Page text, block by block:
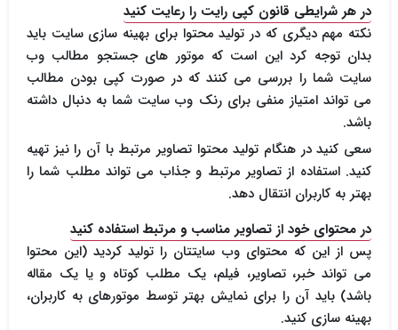
در هر شرایطی قانون کپی رایت را رعایت کنید
نکته مهم دیگری که در تولید محتوا برای بهینه سازی سایت باید
بدان توجه کرد این است که موتور های جستجو مطالب وب
سایت شما را بررسی می کنند که در صورت کپی بودن مطالب
می تواند امتیاز منفی برای رنک وب سایت شما به دنبال داشته
باشد.
سعی کنید در هنگام تولید محتوا تصاویر مرتبط با آن را نیز تهیه
کنید. استفاده از تصاویر مرتبط و جذاب می تواند مطلب شما را
بهتر به کاربران انتقال دهد.
در محتوای خود از تصاویر مناسب و مرتبط استفاده کنید
پس از این که محتوای وب سایتتان را تولید کردید (این محتوا
می تواند خبر، تصاویر، فیلم، یک مطلب کوتاه و یا یک مقاله
باشد) باید آن را برای نمایش بهتر توسط موتورهای به کاربران،
بهینه سازی کنید.